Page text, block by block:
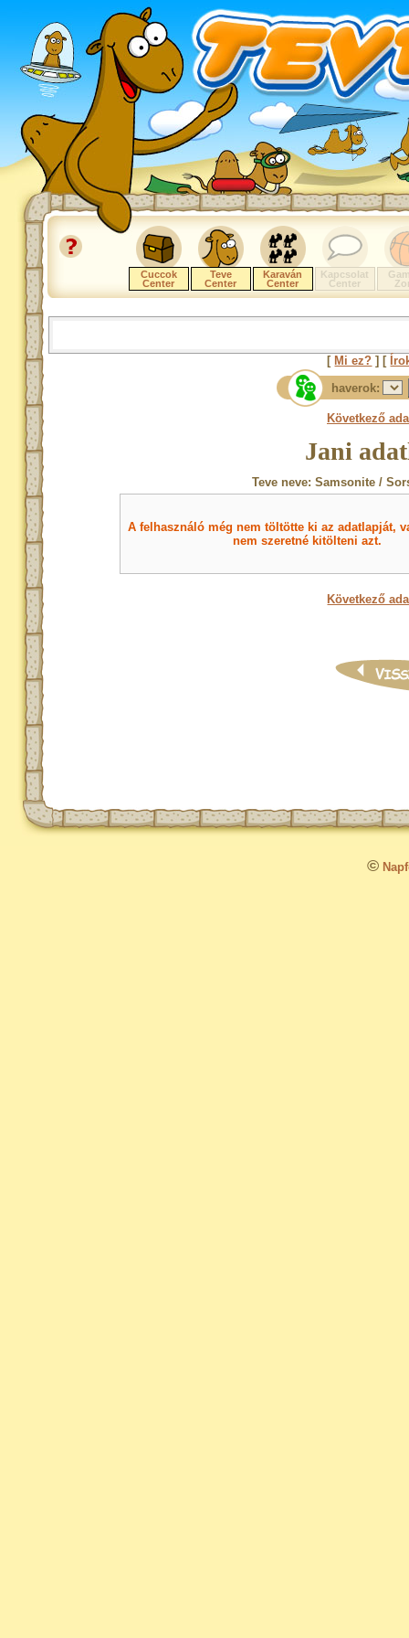
Cuccok
Center
Teve
Center
Karaván
Center
Kapcsolat
Center
[ Mi ez? ] [
haverok:
Következő
Jani
Teve neve: Samsonite /
A felhasználó még nem töltötte ki az adatlapját,
nem szeretné kitölteni azt.
Következő
©